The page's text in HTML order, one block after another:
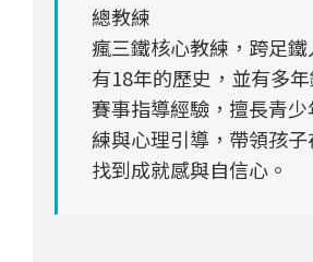
總教練
瘋三鐵核心教練，跨足
有18年的歷史，並有多
賽事指導經驗，擅長青
練與心理引導，帶領孩
找到成就感與自信心。